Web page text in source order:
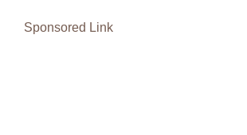
Sponsored Link